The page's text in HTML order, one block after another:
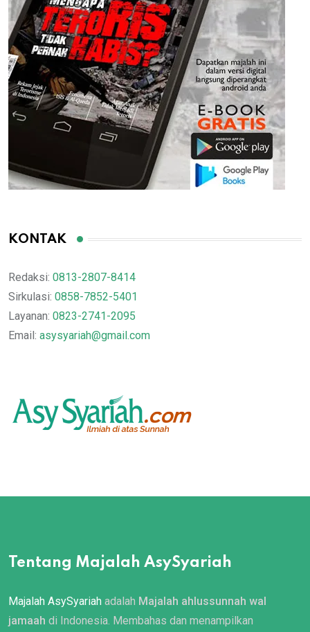
KONTAK
Redaksi: 0813-2807-8414
Sirkulasi: 0858-7852-5401
Layanan: 0823-2741-2095
Email: asysyariah@gmail.com
Tentang Majalah AsySyariah
Majalah AsySyariah adalah Majalah ahlussunnah wal
jamaah di Indonesia. Membahas dan menampilkan